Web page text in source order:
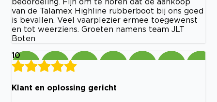
van de Talamex Highline rubberboot bij ons goed
is bevallen. Veel vaarplezier ermee toegewenst
en tot weerziens. Groeten namens team JLT
Boten
10
Klant en oplossing gericht